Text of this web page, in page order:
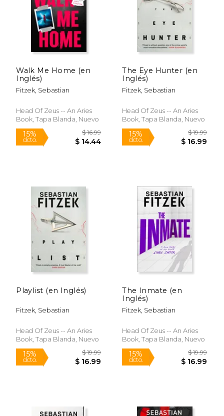
dcto. $ 12.74 dcto.
Walk Me Home (en
Inglés)
Fitzek, Sebastian
Head Of Zeus -- An Aries
Book, Tapa Blanda, Nuevo
15%
dcto. $ 14.44
The Eye Hunter (en
Inglés)
Fitzek, Sebastian
Head Of Zeus -- An Aries
Book, Tapa Blanda, Nuevo
15%
dcto. $
Playlist (en Inglés)
Fitzek, Sebastian
Head Of Zeus -- An Aries
Book, Tapa Blanda, Nuevo
The Inmate (en
Inglés)
Fitzek, Sebastian
Head Of Zeus -- An Aries
Book, Tapa Blanda, Nuevo